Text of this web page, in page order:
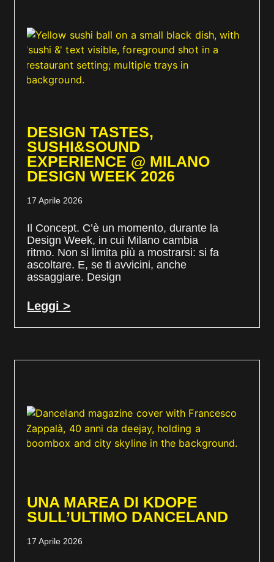
DESIGN TASTES,
SUSHI&SOUND
EXPERIENCE @ MILANO
DESIGN WEEK 2026
17 Aprile 2026
Il Concept. C’è un momento, durante la
Design Week, in cui Milano cambia
ritmo. Non si limita più a mostrarsi: si fa
ascoltare. E, se ti avvicini, anche
assaggiare. Design
Leggi >
UNA MAREA DI KDOPE
SULL’ULTIMO DANCELAND
17 Aprile 2026